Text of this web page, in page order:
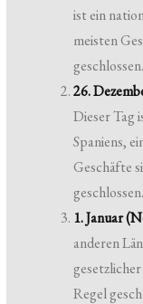
ist ein
meisten
geschlossen.
26.
Dieser Tag
Spaniens,
Geschäfte
geschlossen.
1. Januar
anderen
Regel